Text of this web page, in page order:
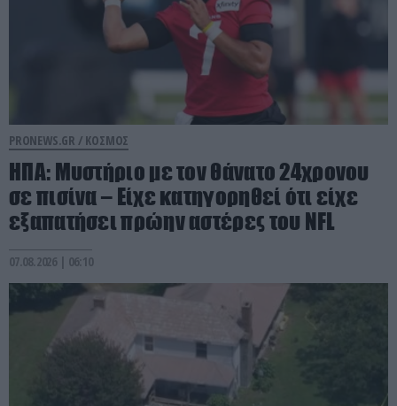
PRONEWS.GR / ΚΟΣΜΟΣ
ΗΠΑ: Mυστήριο με τον θάνατο 24χρονου
σε πισίνα – Είχε κατηγορηθεί ότι είχε
εξαπατήσει πρώην αστέρες του NFL
07.08.2026 | 06:10